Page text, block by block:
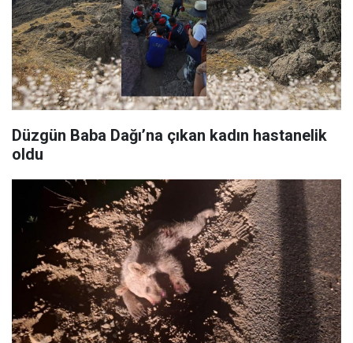
Düzgün Baba Dağı’na çıkan kadın hastanelik
oldu